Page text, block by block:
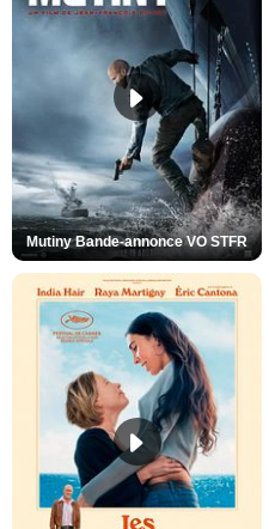
Mutiny Bande-annonce VO STFR